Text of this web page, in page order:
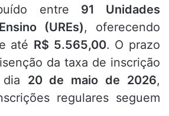
entre 91 Unidades
(UREs), oferecendo
até R$ 5.565,00. O prazo
da taxa de inscrição
20 de maio de 2026,
regulares seguem